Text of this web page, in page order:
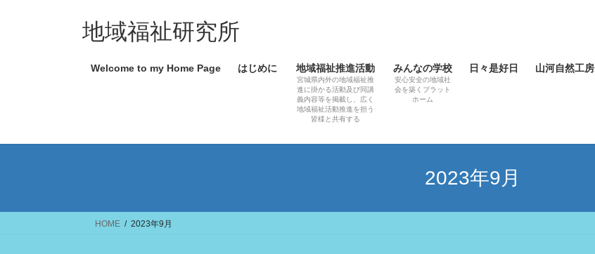
ッ
移
地域福祉研究所
Welcome to my Home Page はじめに 地域福祉推進活動
宮城県内外の地域福祉推
進に掛かる活動及び同講
義内容等を掲載し、広く
地域福祉活動推進を担う
皆様と共有する
みんなの学校
安心安全の地域社
会を築くプラット
ホーム
日々是好日 山河自然工房
2023年9月
HOME 2023年9月